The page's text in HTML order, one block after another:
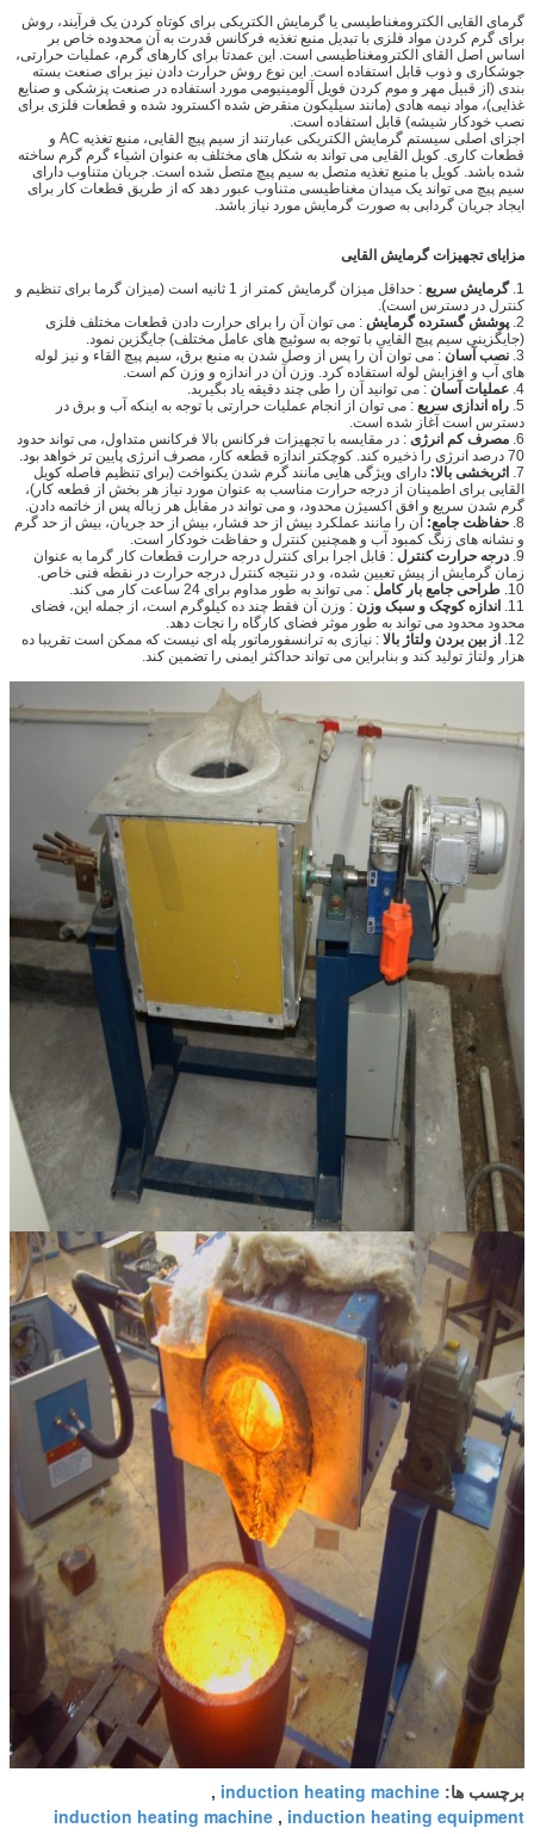
گرمای القایی الکترومغناطیسی یا گرمایش الکتریکی برای کوتاه کردن یک فرآیند، روش
برای گرم کردن مواد فلزی با تبدیل منبع تغذیه فرکانس قدرت به آن محدوده خاص بر
اساس اصل القای الکترومغناطیسی است. این عمدتا برای کارهای گرم، عملیات حرارتی،
جوشکاری و ذوب قابل استفاده است. این نوع روش حرارت دادن نیز برای صنعت بسته
بندی (از قبیل مهر و موم کردن فویل آلومینیومی مورد استفاده در صنعت پزشکی و صنایع
غذایی)، مواد نیمه هادی (مانند سیلیکون منقرض شده اکسترود شده و قطعات فلزی برای
نصب خودکار شیشه) قابل استفاده است.
اجزای اصلی سیستم گرمایش الکتریکی عبارتند از سیم پیچ القایی، منبع تغذیه AC و
قطعات کاری. کویل القایی می تواند به شکل های مختلف به عنوان اشیاء گرم گرم ساخته
شده باشد. کویل با منبع تغذیه متصل به سیم پیچ متصل شده است. جریان متناوب دارای
سیم پیچ می تواند یک میدان مغناطیسی متناوب عبور دهد که از طریق قطعات کار برای
ایجاد جریان گردابی به صورت گرمایش مورد نیاز باشد.
مزایای تجهیزات گرمایش القایی
1. گرمایش سریع
: حداقل میزان گرمایش کمتر از 1 ثانیه است (میزان گرما برای تنظیم و
کنترل در دسترس است).
2. پوشش گسترده گرمایش : می توان آن را برای حرارت دادن قطعات مختلف فلزی
(جایگزینی سیم پیچ القایی با توجه به سوئیچ های عامل مختلف) جایگزین نمود.
3. نصب آسان : می توان آن را پس از وصل شدن به منبع برق، سیم پیچ القاء و نیز لوله
های آب و افزایش لوله استفاده کرد. وزن آن در اندازه و وزن کم است.
4. عملیات آسان : می توانید آن را طی چند دقیقه یاد بگیرید.
5. راه اندازی سریع : می توان از انجام عملیات حرارتی با توجه به اینکه آب و برق در
دسترس است آغاز شده است.
6. مصرف کم انرژی : در مقایسه با تجهیزات فرکانس بالا فرکانس متداول، می تواند حدود
70 درصد انرژی را ذخیره کند.
کوچکتر اندازه قطعه کار، مصرف انرژی پایین تر خواهد بود.
7. اثربخشی بالا: دارای ویژگی هایی مانند گرم شدن یکنواخت (برای تنظیم فاصله کویل
القایی برای اطمینان از درجه حرارت مناسب به عنوان مورد نیاز هر بخش از قطعه کار)،
گرم شدن سریع و افق اکسیژن محدود، و می تواند در مقابل هر زباله پس از خاتمه دادن.
8. حفاظت جامع: آن را مانند عملکرد بیش از حد فشار، بیش از حد جریان، بیش از حد گرم
و نشانه های زنگ کمبود آب و همچنین کنترل و حفاظت خودکار است.
9. درجه حرارت کنترل : قابل اجرا برای کنترل درجه حرارت قطعات کار گرما به عنوان
زمان گرمایش از پیش تعیین شده، و در نتیجه کنترل درجه حرارت در نقطه فنی خاص.
10. طراحی جامع بار کامل : می تواند به طور مداوم برای 24 ساعت کار می کند.
11. اندازه کوچک و سبک وزن : وزن آن فقط چند ده کیلوگرم است، از جمله این، فضای
محدود محدود می تواند به طور موثر فضای کارگاه را نجات دهد.
12. از بین بردن ولتاژ بالا : نیازی به ترانسفورماتور پله ای نیست که ممکن است تقریبا ده
هزار ولتاژ تولید کند و بنابراین می تواند حداکثر ایمنی را تضمین کند.
برچسب ها: induction heating machine
,
induction heating equipment
,
induction heating machine